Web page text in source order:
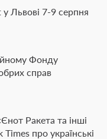
у Львові 7-9 серпня
Фонду
справ
Ракета та інші
про українські